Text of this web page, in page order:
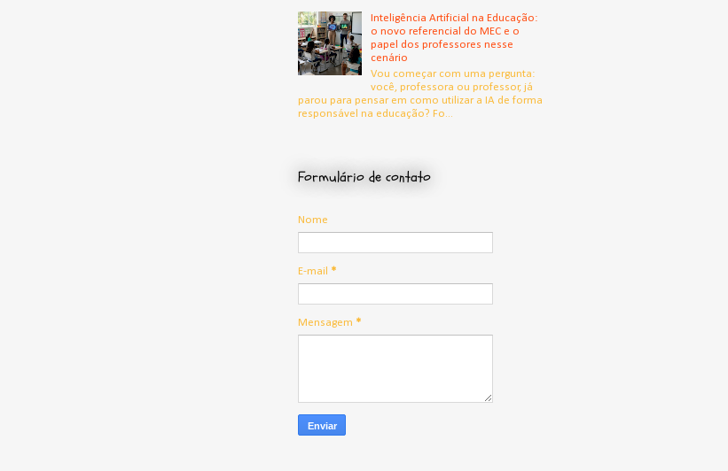
Inteligência Artificial na Educação:
o novo referencial do MEC e o
papel dos professores nesse
cenário
Vou começar com uma pergunta:
você, professora ou professor, já
parou para pensar em como utilizar a IA de forma
responsável na educação? Fo...
Formulário de contato
Nome
E-mail *
Mensagem *